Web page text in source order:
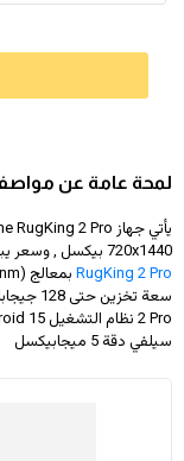
لمحة عامة عن مواصفات
يأتي جهاز Ulefone RugKing 2 Pro من
720x1440بيكسل , وسعر يبلغ
RugKing 2 Pro
سيلفي دقة 5 ميجابيكسل